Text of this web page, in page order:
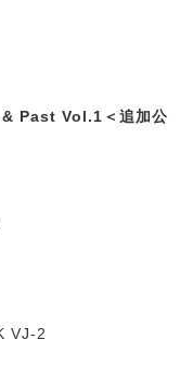
Past Vol.1＜追加公
VJ-2